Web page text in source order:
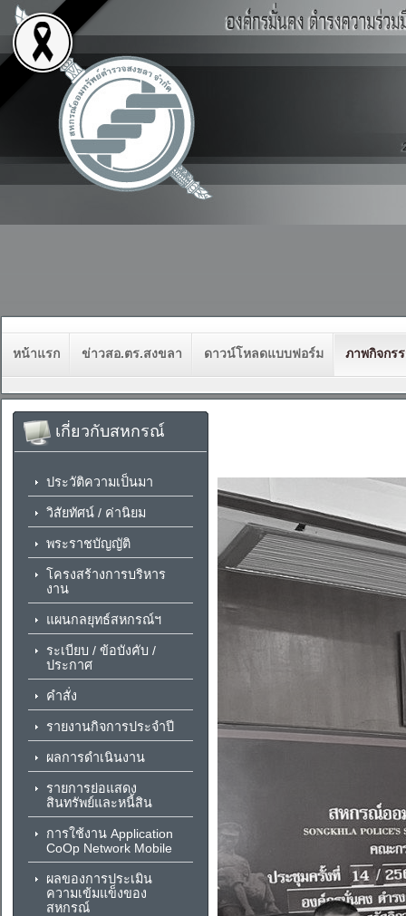
หน้าแรก ข่าวสอ.ตร.สงขลา ดาวน์โหลดแบบฟอร์ม ภาพกิจกร
เกี่ยวกับสหกรณ์
ประวัติความเป็นมา
วิสัยทัศน์ / ค่านิยม
พระราชบัญญัติ
โครงสร้างการบริหาร
งาน
แผนกลยุทธ์สหกรณ์ฯ
ระเบียบ / ข้อบังคับ /
ประกาศ
คำสั่ง
รายงานกิจการประจำปี
ผลการดำเนินงาน
รายการย่อแสดง
สินทรัพย์และหนี้สิน
การใช้งาน Application
CoOp Network Mobile
ผลของการประเมิน
ความเข้มแข็งของ
สหกรณ์